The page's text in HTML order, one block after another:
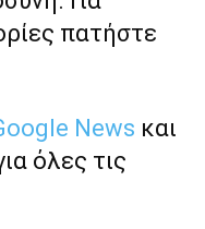
πατήστε
News και
όλες τις